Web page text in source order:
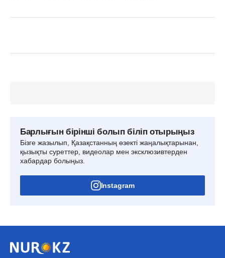
Барлығын бірінші болып біліп отырыңыз
Бізге жазылып, Қазақстанның өзекті жаңалықтарынан,
қызықты суреттер, видеолар мен эксклюзивтерден
хабардар болыңыз.
Instagram